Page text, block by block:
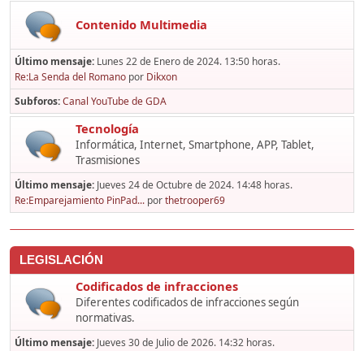
Contenido Multimedia
Último mensaje: Lunes 22 de Enero de 2024. 13:50 horas.
Re:La Senda del Romano por Dikxon
Subforos Canal YouTube de GDA
Tecnología
Informática, Internet, Smartphone, APP, Tablet,
Trasmisiones
Último mensaje: Jueves 24 de Octubre de 2024. 14:48 horas.
Re:Emparejamiento PinPad... porthetrooper69
LEGISLACIÓN
Codificados de infracciones
Diferentes codificados de infracciones según
normativas.
Último mensaje: Jueves 30 de Julio de 2026. 14:32 horas.